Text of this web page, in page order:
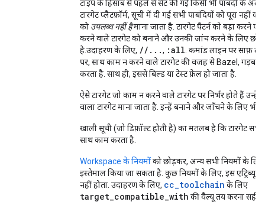
टाइप के हिसाब से पहले से सेट की गई किसी भी पाबंदी के
टारगेट प्लैटफ़ॉर्म, सूची में दी गई सभी पाबंदियों को पूरा नहीं
को उपलब्ध नहीं हैमाना जाता है. टारगेट पैटर्न को बड़ा करने
करने वाले टारगेट को बनाने और उनकी जांच करने के लिए छोड़
है.उदाहरण के लिए, //..., :all . कमांड लाइन पर साफ़
पर, साथ काम न करने वाले टारगेट की वजह से Bazel, गड़बड़ी
करता है. साथ ही, इससे बिल्ड या टेस्ट फ़ेल हो जाता है.
ऐसे टारगेट जो काम न करने वाले टारगेट पर निर्भर होते हैं उन्हें
वाला टारगेट माना जाता है. इन्हें बनाने और जाँचने के लिए भी
खाली सूची (जो डिफ़ॉल्ट होती है) का मतलब है कि टारगेट सभी
साथ काम करता है.
Workspace के नियमोंको छोड़कर, अन्य सभी नियमों के लिए
इस्तेमाल किया जा सकता है. कुछ नियमों के लिए, इस एट्रिब्यूट
नहीं होता. उदाहरण के लिए, cc_toolchain के लिए
target_compatible_with की वैल्यू तय करना सही